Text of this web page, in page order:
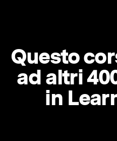
Questo
ad altri
in